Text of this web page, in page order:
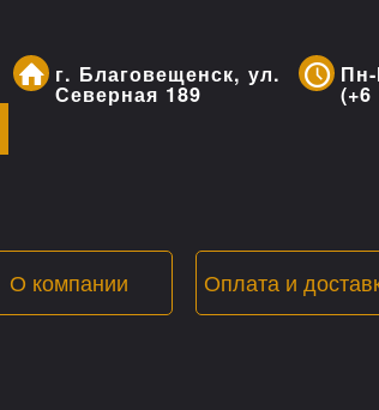
г. Благовещенск, ул.
Северная 189
О компании Оплата и